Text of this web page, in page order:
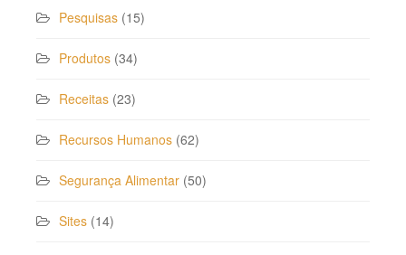
Pesquisas (15)
Produtos (34)
Receitas (23)
Recursos Humanos (62)
Segurança Alimentar (50)
Sites (14)